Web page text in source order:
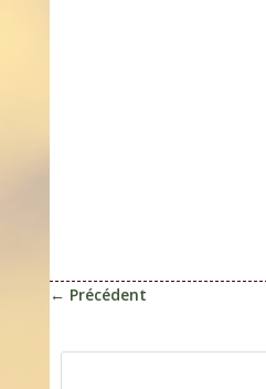
← Précédent